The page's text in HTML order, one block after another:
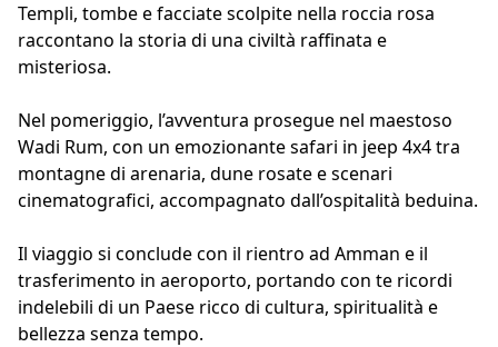
Templi, tombe e facciate scolpite nella roccia rosa
raccontano la storia di una civiltà raffinata e
misteriosa.
Nel pomeriggio, l’avventura prosegue nel maestoso
Wadi Rum, con un emozionante safari in jeep 4x4 tra
montagne di arenaria, dune rosate e scenari
cinematografici, accompagnato dall’ospitalità beduina.
Il viaggio si conclude con il rientro ad Amman e il
trasferimento in aeroporto, portando con te ricordi
indelebili di un Paese ricco di cultura, spiritualità e
bellezza senza tempo.